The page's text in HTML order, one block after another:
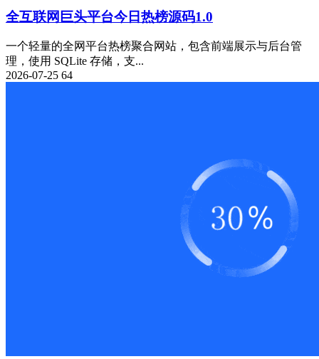
全互联网巨头平台今日热榜源码1.0
一个轻量的全网平台热榜聚合网站，包含前端展示与后台管
理，使用 SQLite 存储，支...
2026-07-25 64